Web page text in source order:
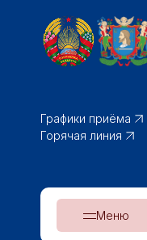
Графики приёма
Горячая линия
Меню